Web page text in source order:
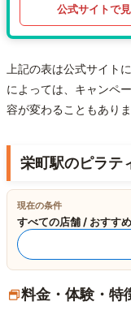
公式サイトで
上記の表は公式サイト
によっては、キャンペ
容が変わることもあり
栄町駅のピラテ
現在の条件
すべての店舗 / おすす
料金・体験・特